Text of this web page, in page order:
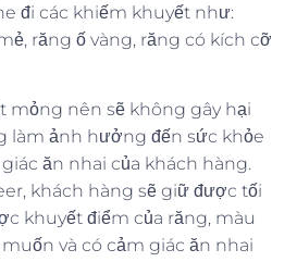
đi các khiếm khuyết như:
răng ố vàng, răng có kích cỡ
mỏng nên sẽ không gây hại
làm ảnh hưởng đến sức khỏe
ăn nhai của khách hàng.
khách hàng sẽ giữ được tối
khuyết điểm của răng, màu
và có cảm giác ăn nhai